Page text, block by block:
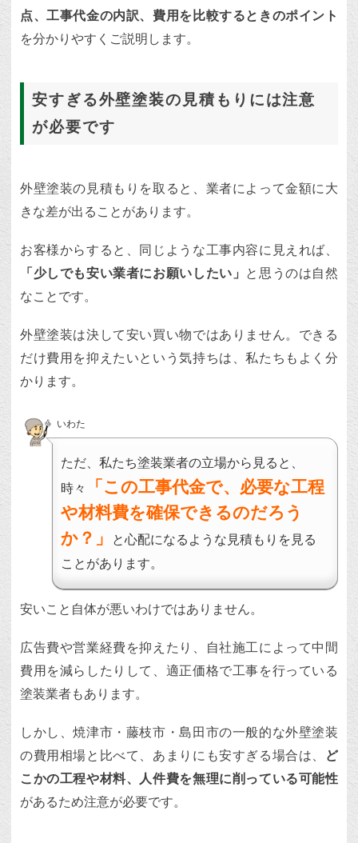
点、工事代金の内訳、費用を比較するときのポイント
を分かりやすくご説明します。
安すぎる外壁塗装の見積もりには注意
が必要です
外壁塗装の見積もりを取ると、業者によって金額に大
きな差が出ることがあります。
お客様からすると、同じような工事内容に見えれば、
「少しでも安い業者にお願いしたい」 と思うのは自然
なことです。
外壁塗装は決して安い買い物ではありません。できる
だけ費用を抑えたいという気持ちは、私たちもよく分
かります。
いわた
ただ、私たち塗装業者の立場から見ると、
時々
「この工事代金で、必要な工程
や材料費を確保できるのだろう
か？」
と心配になるような見積もりを見る
ことがあります。
安いこと自体が悪いわけではありません。
広告費や営業経費を抑えたり、自社施工によって中間
費用を減らしたりして、適正価格で工事を行っている
塗装業者もあります。
しかし、焼津市・藤枝市・島田市の一般的な外壁塗装
の費用相場と比べて、あまりにも安すぎる場合は、
ど
こかの工程や材料、人件費を無理に削っている可能性
があるため注意が必要です。